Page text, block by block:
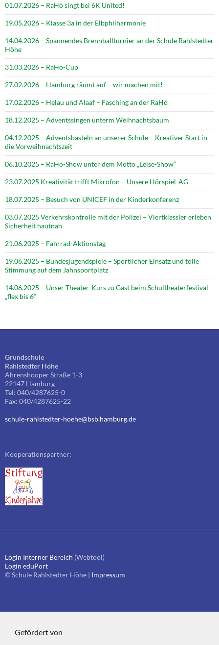
01.07.2026 – RaHö singt bei 6K United!
19.05.2026 – Klasse 3a in der Elbphilharmonie
14.04.2026 – Spannendes Brennballturnier an der Schule Rahlstedter
Höhe
31.03.2026 – RaHö-Cup
27.02.2026 – Hamburg räumt auf – wir machen mit!
17.02.2026 – Helau und Alaaf – Fasching an der RaHö
18.12.2025 – Adventssingen unterm Weihnachtsbaum
04.12.2025 – Adventsbasteln an unserer Schule – Kreativer Start in
die Vorweihnachtszeit
06.10.2025 – RaHö-Show unter dem Motto „Leise-Show“
23.07.2025 Kreativität trifft Mikrofon – Unsere Hörspiel-AG
18.07.2025 – Besuch von UNICEF in der Kinderkonferenz
03.07.2025 Verkehrskontrolle mit der Polizei – Viertklässler erleben
Sicherheit hautnah
21.06.2025 – Fahrrad-Aktionstag
19.06.2025 – Bundesjugendspiele – Sportlicher Einsatz und tolle
Stimmung auf dem Jahnsportplatz
14.06.2025 – Unser Theater-Kurs zu Gast beim Schultheaterfestival
„flex bis 6“
Grundschule
Rahlstedter Höhe
Ahrenshooper Straße 1-3
22147 Hamburg
Tel: 040/4287625-0
Fax: 040/4287625-22
schule-rahlstedter-hoehe@bsb.hamburg.de
Kooperationspartner:
Login Interner Bereich (Webtool)
Login eduPort
© Schule Rahlstedter Höhe | Impressum
Gefördert von